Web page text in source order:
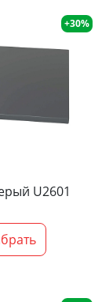
+30%
U2601